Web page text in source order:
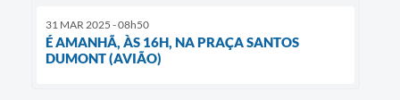
31 MAR 2025 - 08h50
É AMANHÃ, ÀS 16H, NA PRAÇA SANTOS
DUMONT (AVIÃO)